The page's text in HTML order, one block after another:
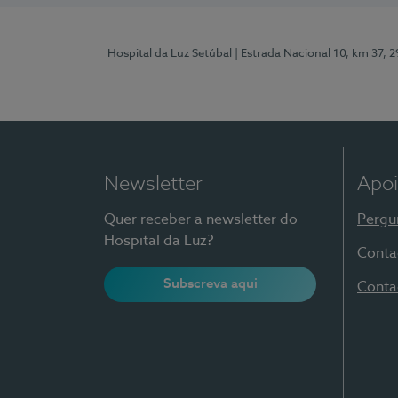
Hospital da Luz Setúbal | Estrada Nacional 10, km 37,
Newsletter
Quer receber a newsletter do
Hospital da Luz?
Subscreva aqui